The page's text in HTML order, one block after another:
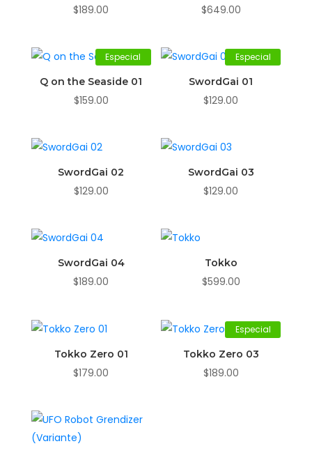
$189.00 $649.00
Especial
Q on the Seaside 01
$159.00
Especial
SwordGai 01
$129.00
SwordGai 02
$129.00
SwordGai 03
$129.00
SwordGai 04
$189.00
Tokko
$599.00
Tokko Zero 01
$179.00
Especial
Tokko Zero 03
$189.00